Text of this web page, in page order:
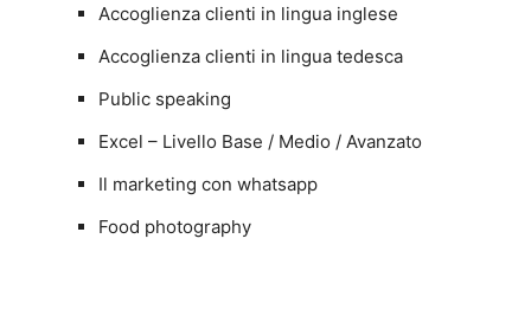
Accoglienza clienti in lingua inglese
Accoglienza clienti in lingua tedesca
Public speaking
Excel – Livello Base / Medio / Avanzato
Il marketing con whatsapp
Food photography